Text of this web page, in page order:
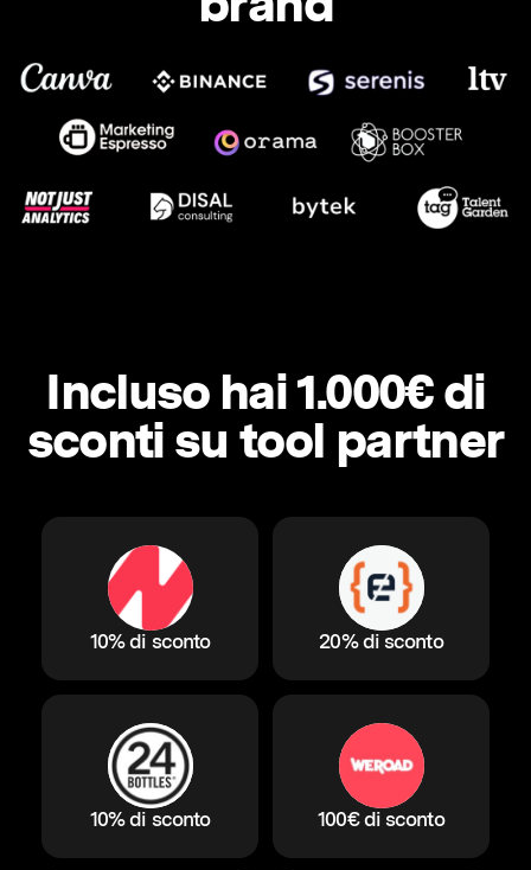
Incluso hai 1.000€ di
sconti su tool partner
10% di sconto 20% di sconto
10% di sconto 100€ di sconto